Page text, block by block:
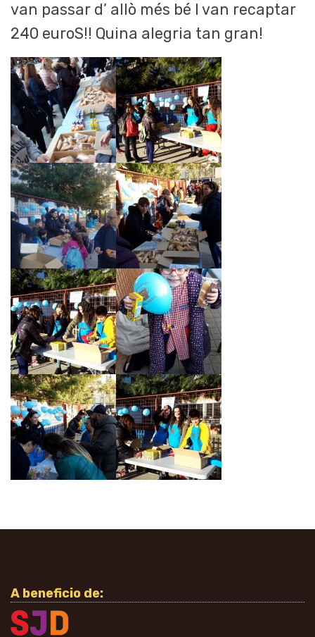
van passar d’ allò més bé I van recaptar
240 euroS!! Quina alegria tan gran!
A beneficio de: